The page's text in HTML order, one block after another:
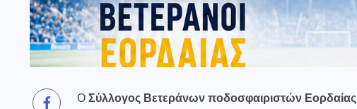
ΟΣύλλογος Βετεράνων ποδοσφαιριστών Εορδαίας